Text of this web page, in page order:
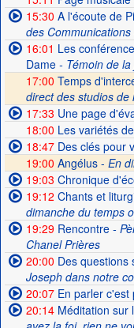
15:30 A l'écoute de
des
16:01 Les
Dame- Témoin de la
17:00 Temps
direct des studios de
17:33 Une page
18:00 Les variétés
18:47Des clés pour
19:00 Angélus - En
19:03 Chronique
19:12 Chants et
dimanche du temps
19:29Rencontre-
Chanel Prières
20:00 Des questions
Joseph dans notre
20:07En parler c'est
20:14Méditation sur